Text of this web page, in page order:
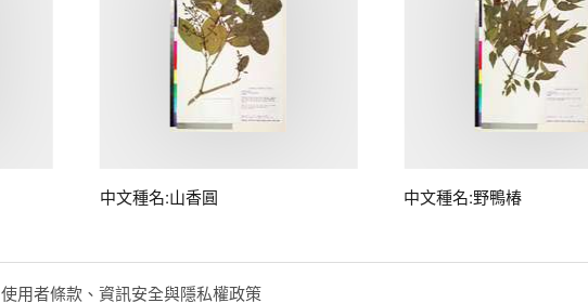
中文種名:山香圓 中文種名:野鴨椿
使用者條款、資訊安全與隱私權政策